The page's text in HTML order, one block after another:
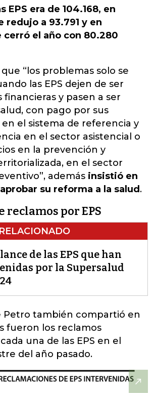
EPS era de 104.168, en
redujo a 93.791 y en
el año con 80.280
“los problemas solo se
las EPS dejen de ser
financieras y pasen a ser
con pago por sus
en el sistema de referencia y
en el sector asistencial o
en la prevención y
en el sector
además insistió en
su reforma a la salud .
reclamos por EPS
de las EPS que han
por la Supersalud
Petro también compartió en
fueron los reclamos
una de las EPS en el
del año pasado.